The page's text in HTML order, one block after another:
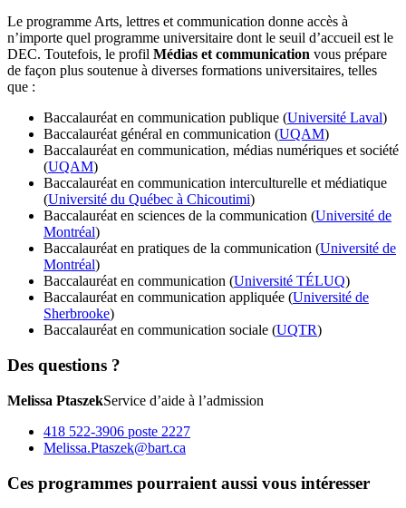
Le programme Arts, lettres et communication donne accès à
n’importe quel programme universitaire dont le seuil d’accueil est le
DEC. Toutefois, le profil Médias et communication vous prépare
de façon plus soutenue à diverses formations universitaires, telles
que :
Baccalauréat en communication publique (Université Laval)
Baccalauréat général en communication (UQAM)
Baccalauréat en communication, médias numériques et société
(UQAM)
Baccalauréat en communication interculturelle et médiatique
(Université du Québec à Chicoutimi)
Baccalauréat en sciences de la communication (Université de
Montréal)
Baccalauréat en pratiques de la communication (Université de
Montréal)
Baccalauréat en communication (Université TÉLUQ)
Baccalauréat en communication appliquée (Université de
Sherbrooke)
Baccalauréat en communication sociale (UQTR)
Des questions ?
Melissa PtaszekService d’aide à l’admission
418 522-3906 poste 2227
Melissa.Ptaszek@bart.ca
Ces programmes pourraient aussi vous intéresser